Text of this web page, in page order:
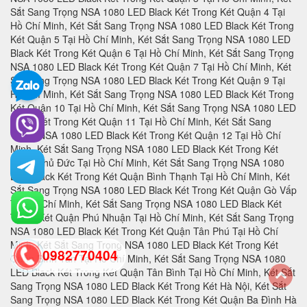
0982770404
back